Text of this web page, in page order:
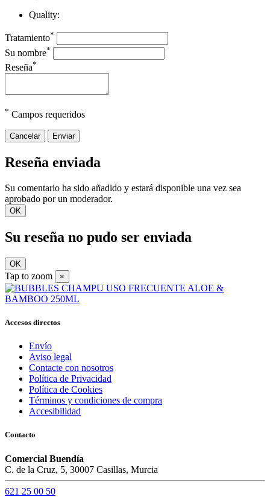
Quality:
Tratamiento*
Su nombre*
Reseña*
* Campos requeridos
Cancelar Enviar
Reseña enviada
Su comentario ha sido añadido y estará disponible una vez sea
aprobado por un moderador.
OK
Su reseña no pudo ser enviada
OK
Tap to zoom ×
Accesos directos
Envío
Aviso legal
Contacte con nosotros
Política de Privacidad
Política de Cookies
Términos y condiciones de compra
Accesibilidad
Contacto
Comercial Buendía
C. de la Cruz, 5, 30007 Casillas, Murcia
621 25 00 50